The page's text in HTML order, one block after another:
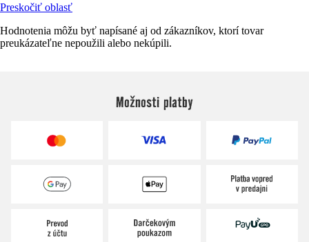
Preskočiť oblasť
Hodnotenia môžu byť napísané aj od zákazníkov, ktorí tovar
preukázateľne nepoužili alebo nekúpili.
Možnosti platby